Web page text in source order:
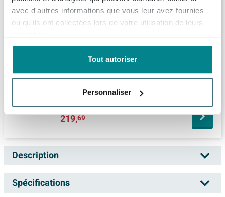
avec d'autres informations que vous leur avez fournies
ou qu'ils ont collectées lors de votre utilisation de leurs
Tout autoriser
Personnaliser
Livraison:6 - 7 semaines
332,
Crosswater Infinity Plan sous vasque -
121x45.5x18cm - Windsor Oak
Livraison:sous 7 jours
219,69
Description
Nemo Spring Vero tablette de lavabo L1400 x
H18 x P500 mm couleur raw concrete aspect
Spécifications